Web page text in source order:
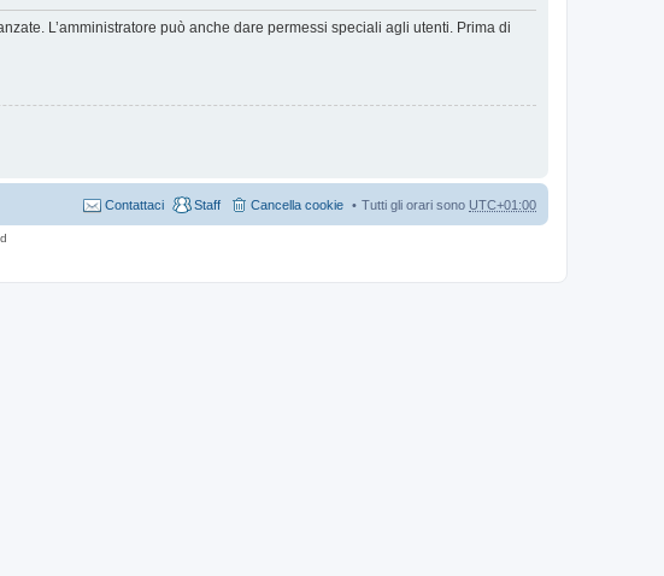
L’amministratore può anche dare permessi speciali agli utenti. Prima di
Tutti gli orari sono UTC+01:00
Cancella cookie
Staff
Contattaci